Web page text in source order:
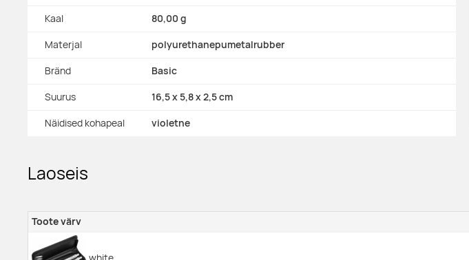
Kaal 80,00 g
Materjal polyurethanepumetalrubber
Bränd Basic
Suurus 16,5 x 5,8 x 2,5 cm
Näidised kohapeal violetne
Laoseis
Toote värv